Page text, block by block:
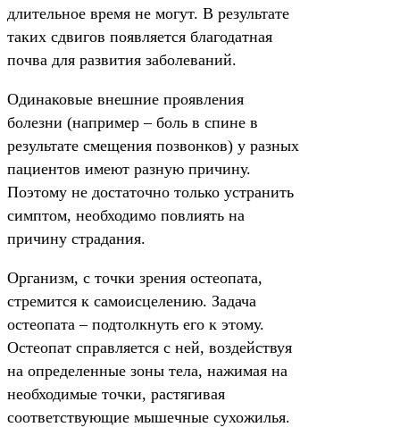
длительное время не могут. В результате
таких сдвигов появляется благодатная
почва для развития заболеваний.
Одинаковые внешние проявления
болезни (например – боль в спине в
результате смещения позвонков) у разных
пациентов имеют разную причину.
Поэтому не достаточно только устранить
симптом, необходимо повлиять на
причину страдания.
Организм, с точки зрения остеопата,
стремится к самоисцелению. Задача
остеопата – подтолкнуть его к этому.
Остеопат справляется с ней, воздействуя
на определенные зоны тела, нажимая на
необходимые точки, растягивая
соответствующие мышечные сухожилья.